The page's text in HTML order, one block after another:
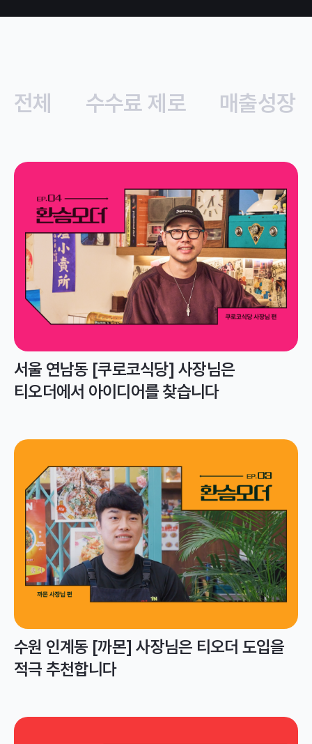
전체 수수료 제로 매출성장
서울 연남동 [쿠로코식당] 사장님은
티오더에서 아이디어를 찾습니다
수원 인계동 [까몬] 사장님은 티오더 도입을
적극 추천합니다